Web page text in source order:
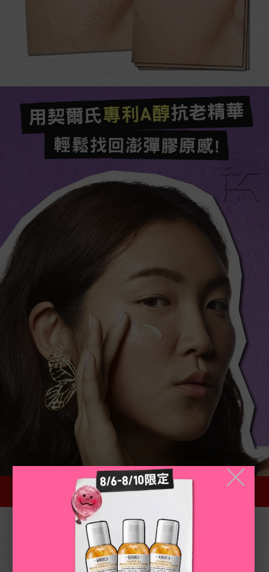
用契爾氏專利A醇抗老精華​
輕鬆找回澎彈膠原感!
你該知道的A醇小知識!​​
A醇有什麼功效?
╳